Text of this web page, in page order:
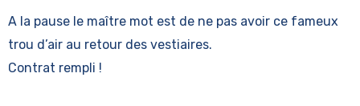
A la pause le maître mot est de ne pas avoir ce fameux
trou d’air au retour des vestiaires.
Contrat rempli !